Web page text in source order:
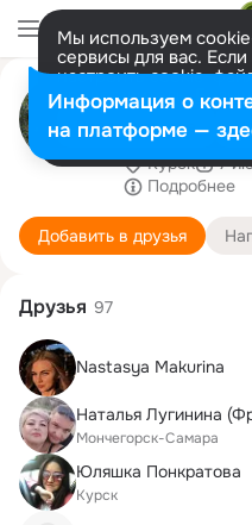
Мы используем
сервисы для вас.
настроить cookie-
представитель.
Разрешить все
Курск 7
Подробнее
Добавить в друзья
Друзья 97
Nastasya Makurina
Наталья Лугинина
Мончегорск-Самара
Юляшка Понкратова
Курск
Информация о
на платформе —